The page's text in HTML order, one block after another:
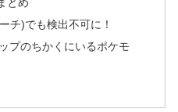
とめ
チ)でも検出不可に！
プのちかくにいるポケモ